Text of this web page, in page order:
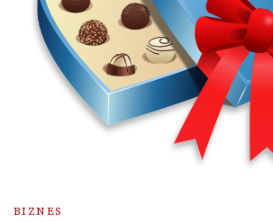
BIZNES